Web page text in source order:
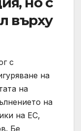
върху
с
на
на
на
на ЕС,
Бе